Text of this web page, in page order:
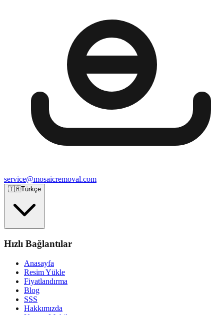
service@mosaicremoval.com
🇹🇷Türkçe
Hızlı Bağlantılar
Anasayfa
Resim Yükle
Fiyatlandırma
Blog
SSS
Hakkımızda